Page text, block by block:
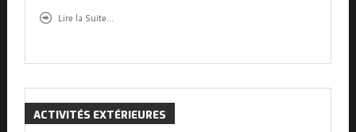
Lire la Suite...
ACTIVITÉS EXTÉRIEURES